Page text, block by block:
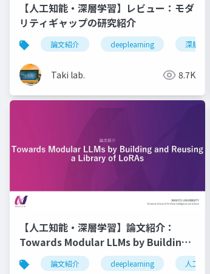
【人工知能・深層学習】レビュー：モダ
リティギャップの研究紹介
論文紹介 deeplearning 深層学習
Taki lab. 8.7K
【人工知能・深層学習】論文紹介：
Towards Modular LLMs by Building
and Reusing a Library of LoRAs
論文紹介 deeplearning 人工知能